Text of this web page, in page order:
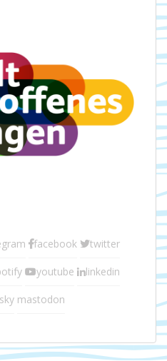
facebook twitter
youtube linkedin
mastodon